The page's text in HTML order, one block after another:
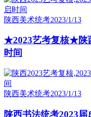
陕西美术统考2023/1/13
★2023艺考复核★陕
时间
陕西美术统考2023/1/13
陕西书法统考2023